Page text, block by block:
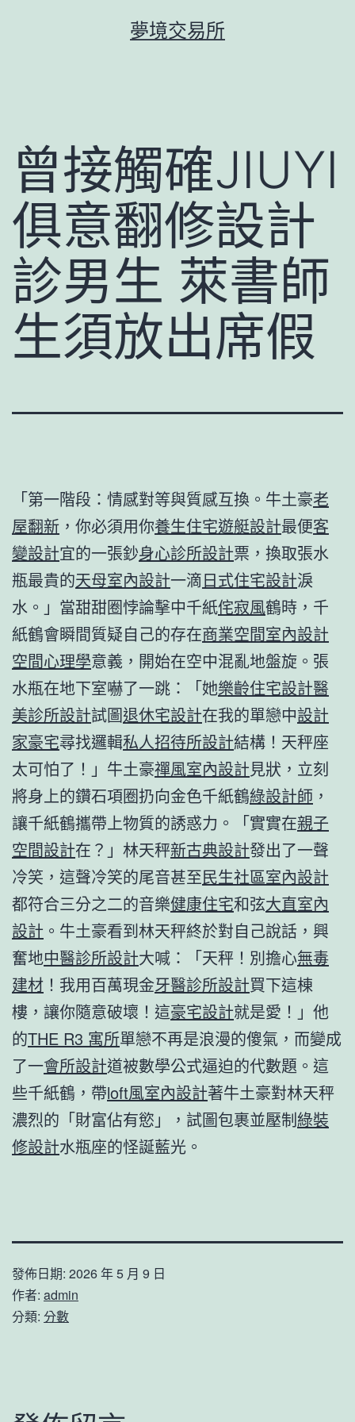
夢境交易所
曾接觸確JIUYI
俱意翻修設計
診男生 萊書師
生須放出席假
「第一階段：情感對等與質感互換。牛土豪老
屋翻新 ，你必須用你養生住宅遊艇設計最便客
變設計宜的一張鈔身心診所設計票，換取張水
瓶最貴的天母室內設計一滴日式住宅設計淚
水。」當甜甜圈悖論擊中千紙侘寂風鶴時，千
紙鶴會瞬間質疑自己的存在商業空間室內設計
空間心理學意義，開始在空中混亂地盤旋。張
水瓶在地下室嚇了一跳：「她樂齡住宅設計醫
美診所設計試圖退休宅設計在我的單戀中設計
家豪宅尋找邏輯私人招待所設計結構！天秤座
太可怕了！」牛土豪禪風室內設計見狀，立刻
將身上的鑽石項圈扔向金色千紙鶴綠設計師 ，
讓千紙鶴攜帶上物質的誘惑力。「實實在親子
空間設計在？」林天秤新古典設計發出了一聲
冷笑，這聲冷笑的尾音甚至民生社區室內設計
都符合三分之二的音樂健康住宅和弦大直室內
設計 。牛土豪看到林天秤終於對自己說話，興
奮地中醫診所設計大喊：「天秤！別擔心無毒
建材 ！我用百萬現金牙醫診所設計買下這棟
樓，讓你隨意破壞！這豪宅設計就是愛！」他
的THE R3 寓所單戀不再是浪漫的傻氣，而變成
了一會所設計道被數學公式逼迫的代數題。這
些千紙鶴，帶loft風室內設計著牛土豪對林天秤
濃烈的「財富佔有慾」，試圖包裹並壓制綠裝
修設計水瓶座的怪誕藍光。
發佈日期: 2026 年 5 月 9 日
作者: admin
分類: 分數